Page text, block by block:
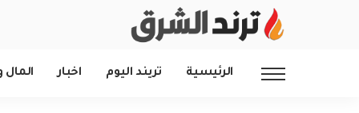
الرئيسية تريند اليوم اخبار المال